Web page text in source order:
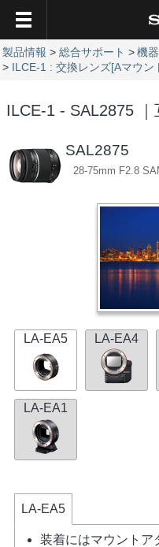
製品情報 総合サポート
機
ILCE-1 : 交換レンズ[Aマウン
ILCE-1 - SAL2875 ｜
SAL2875
28-75mm F2.8
LA-EA5 LA-EA4
LA-EA1
LA-EA5
装着にはマウントア